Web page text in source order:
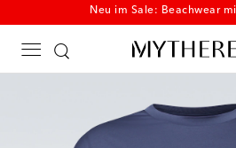
Neu im Sale: Beachwear